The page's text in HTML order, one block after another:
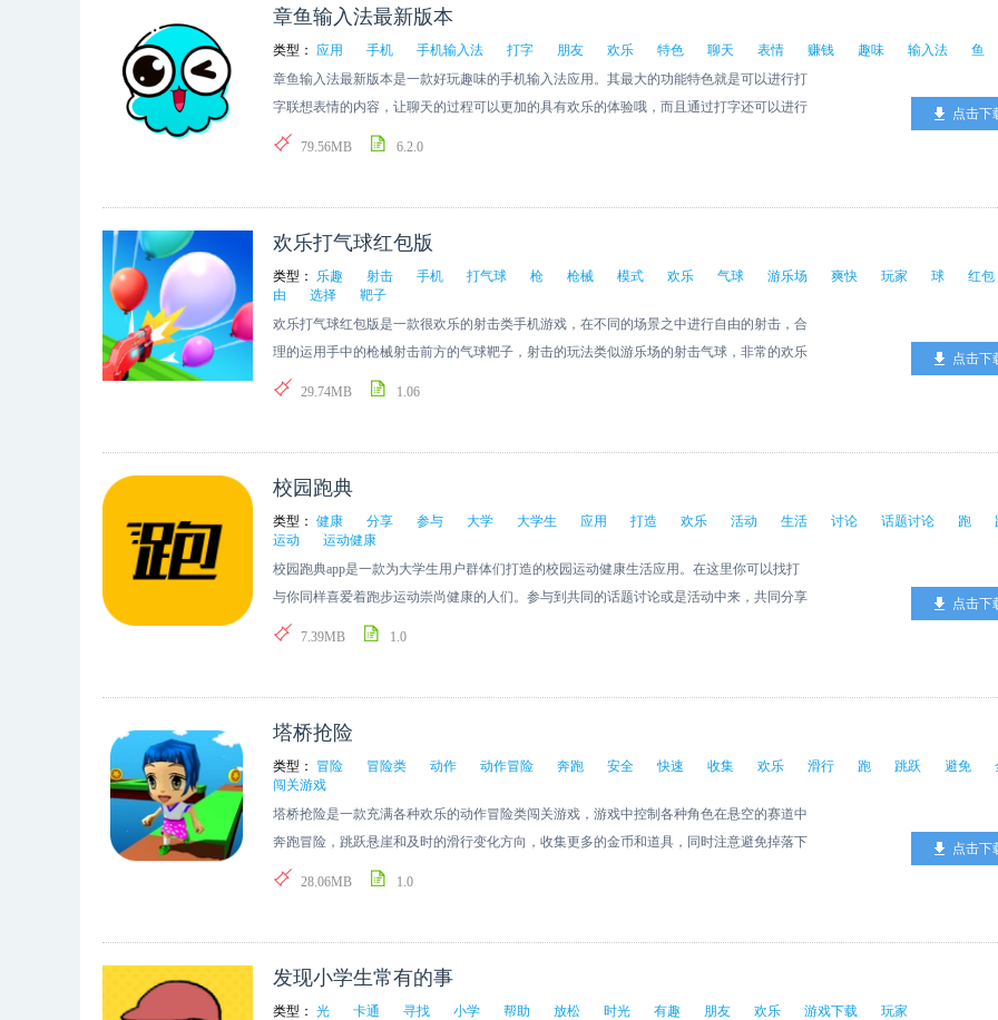
章鱼输入法最新版本
类型： 应用 手机 手机输入法 打字 朋友 欢乐 特色 聊天 表情 赚钱 趣味 输入法
鱼
章鱼输入法最新版本是一款好玩趣味的手机输入法应用。其最大的功能特色就是可以进行打
字联想表情的内容，让聊天的过程可以更加的具有欢乐的体验哦，而且通过打字还可以进行
赚钱，有想法的朋友赶紧来下载使用吧。
79.56MB 6.2.0
点击下
欢乐打气球红包版
类型： 乐趣 射击 手机 打气球 枪 枪械 模式 欢乐 气球 游乐场 爽快 玩家 球 红包
由
选择
靶子
欢乐打气球红包版是一款很欢乐的射击类手机游戏，在不同的场景之中进行自由的射击，合
理的运用手中的枪械射击前方的气球靶子，射击的玩法类似游乐场的射击气球，非常的欢乐
爽快，有多种射击模式可以选择，给玩家们带来更多乐趣。
29.74MB 1.06
点击下
校园跑典
类型： 健康 分享 参与 大学 大学生 应用 打造 欢乐 活动 生活 讨论 话题讨论 跑
运动
运动健康
校园跑典app是一款为大学生用户群体们打造的校园运动健康生活应用。在这里你可以找打
与你同样喜爱着跑步运动崇尚健康的人们。参与到共同的话题讨论或是活动中来，共同分享
更多运动欢乐。
7.39MB 1.0
点击下
塔桥抢险
类型： 冒险 冒险类 动作 动作冒险 奔跑 安全 快速 收集 欢乐 滑行 跑 跳跃 避免
闯关游戏
塔桥抢险是一款充满各种欢乐的动作冒险类闯关游戏，游戏中控制各种角色在悬空的赛道中
奔跑冒险，跳跃悬崖和及时的滑行变化方向，收集更多的金币和道具，同时注意避免掉落下
去，安全快速的到达终点即可。
28.06MB 1.0
点击下
发现小学生常有的事
类型： 光 卡通 寻找 小学 帮助 放松 时光 有趣 朋友 欢乐 游戏下载
玩家